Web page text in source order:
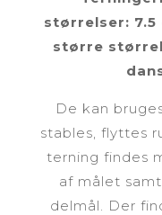
størrelser: 7.5
større
De kan
stables, flyttes
terning findes
af målet
delmål. Der